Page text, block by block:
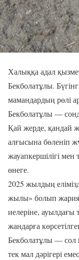
Халыққа адал
Бекболатұлы.
мамандардың рөлі
Бекболатұлы —
Қай жерде, қандай
алғысына бөленіп
жауапкершілігі
өнеге.
2025 жылдың
жылы» болып
иелеріне, ауылдағы
жандарға
Бекболатұлы — сол
тек мал дәрігері